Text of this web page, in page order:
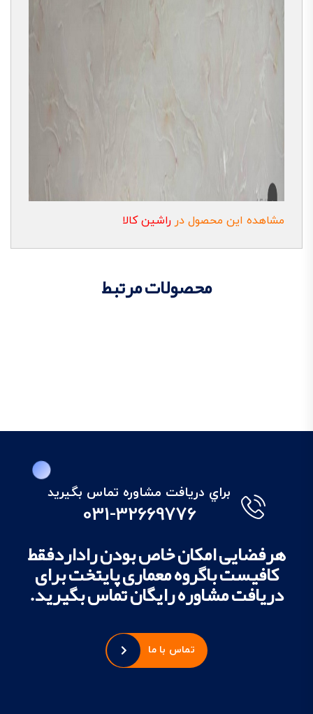
مشاهده این محصول در راشین کالا
محصولات مرتبط
براي دريافت مشاوره تماس بگيريد
031-32669776
هرفضایی امکان خاص بودن راداردفقط
کافیست باگروه معماری پایتخت برای
دریافت مشاوره رایگان تماس بگیرید.
تماس با ما